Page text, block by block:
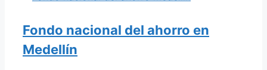
Fondo nacional del ahorro en
Medellín